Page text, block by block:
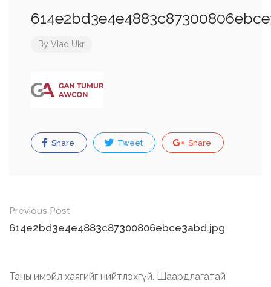
By Vlad Ukr
Share Tweet Share
Post
navigation
Previous Post
614e2bd3e4e4883c87300806ebce3abd.jpg
Таны имэйл хаягийг нийтлэхгүй. Шаардлагатай